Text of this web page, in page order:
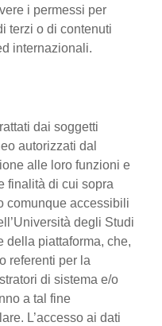
i permessi per
terzi o di contenuti
internazionali.
dai soggetti
autorizzati dal
alle loro funzioni e
finalità di cui sopra
comunque accessibili
degli Studi
della piattaforma, che,
referenti per la
di sistema e/o
a tal fine
L’accesso ai dati